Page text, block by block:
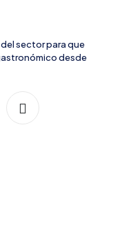
sector para que
desde